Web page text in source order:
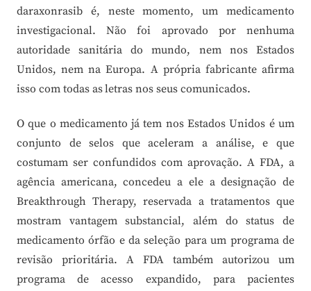
daraxonrasib é, neste momento, um medicamento
investigacional. Não foi aprovado por nenhuma
autoridade sanitária do mundo, nem nos Estados
Unidos, nem na Europa. A própria fabricante afirma
isso com todas as letras nos seus comunicados.
O que o medicamento já tem nos Estados Unidos é um
conjunto de selos que aceleram a análise, e que
costumam ser confundidos com aprovação. A FDA, a
agência americana, concedeu a ele a designação de
Breakthrough Therapy, reservada a tratamentos que
mostram vantagem substancial, além do status de
medicamento órfão e da seleção para um programa de
revisão prioritária. A FDA também autorizou um
programa de acesso expandido, para pacientes